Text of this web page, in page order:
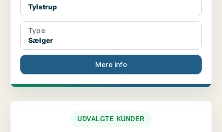
Tylstrup
Type
Sælger
Mere info
UDVALGTE KUNDER